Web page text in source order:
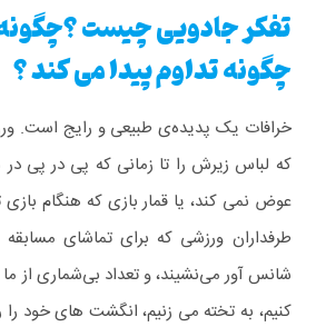
تفکر جادویی چیست
چگونه تداوم پیدا می کند ؟
خرافات یک پدیده‌ی طبیعی و رایج است.
که لباس‌ زیرش را تا زمانی که پی‌ در پی
عوض نمی‌ کند، یا قمار بازی که هنگام
طرفداران ورزشی که برای تماشای
کنیم، به تخته می‌ زنیم، انگشت‌ های خود